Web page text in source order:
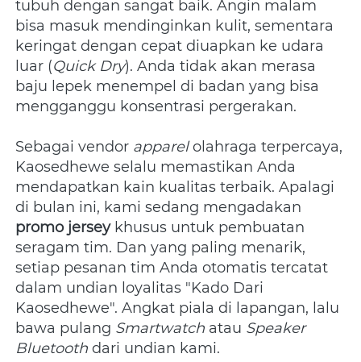
tubuh dengan sangat baik. Angin malam
bisa masuk mendinginkan kulit, sementara
keringat dengan cepat diuapkan ke udara
luar (Quick Dry). Anda tidak akan merasa
baju lepek menempel di badan yang bisa
mengganggu konsentrasi pergerakan.
Sebagai vendor apparel olahraga terpercaya,
Kaosedhewe selalu memastikan Anda
mendapatkan kain kualitas terbaik. Apalagi
promo jersey khusus untuk pembuatan
seragam tim. Dan yang paling menarik,
setiap pesanan tim Anda otomatis tercatat
dalam undian loyalitas "Kado Dari
Kaosedhewe". Angkat piala di lapangan, lalu
bawa pulang Smartwatch atau Speaker
Bluetooth dari undian kami.